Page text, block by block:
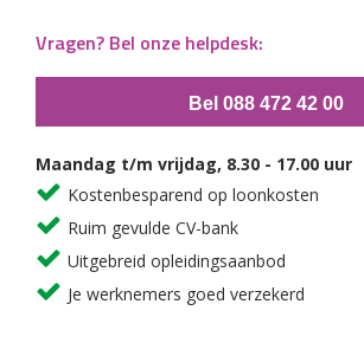
Vragen? Bel onze helpdesk:
Bel 088 472 42 00
Maandag t/m vrijdag, 8.30 - 17.00 uur
Kostenbesparend op loonkosten
Ruim gevulde CV-bank
Uitgebreid opleidingsaanbod
Je werknemers goed verzekerd